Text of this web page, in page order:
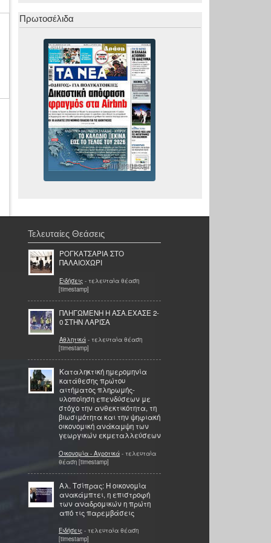
Πρωτοσέλιδα
Τελευταίες Θεάσεις
ΡΟΓΚΑΤΣΑΡΙΑ ΣΤΟ
ΠΑΛΑΙΟΧΩΡΙ
Ειδήσεις - τελευταία θέαση
[timestamp]
ΠΛΗΓΩΜΕΝΗ Η ΑΣΑ.ΕΧΑΣΕ 2-
0 ΣΤΗΝ ΛΑΡΙΣΑ
Αθλητικά - τελευταία θέαση
[timestamp]
Καταληκτική ημερομηνία
κατάθεσης πρώτου
αιτήματος πληρωμής-
υλοποίηση επενδύσεων με
στόχο την ανθεκτικότητα, τη
βιωσιμότητα και την ψηφιακή
οικονομική ανάκαμψη των
γεωργικών εκμεταλλεύσεων
Οικονομία - Αγροτικά - τελευταία
θέαση [timestamp]
Αλ. Τσίπρας: Η οικονομία
ανακάμπτει, η επιστροφή
των αναδρομικών η πρώτη
από τις παρεμβάσεις
Ειδήσεις - τελευταία θέαση
[timestamp]